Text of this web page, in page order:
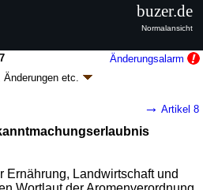
Änderungsalarm
etc.
anderer
Verordnungen (2.
( Nr. 51 ); Geltung ab 14.10.2011
→ Artikel 8
Ernährung, Landwirtschaft und
buzer.de
Normalansicht